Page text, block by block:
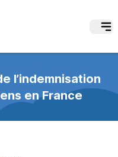
l’indemnisation
en France